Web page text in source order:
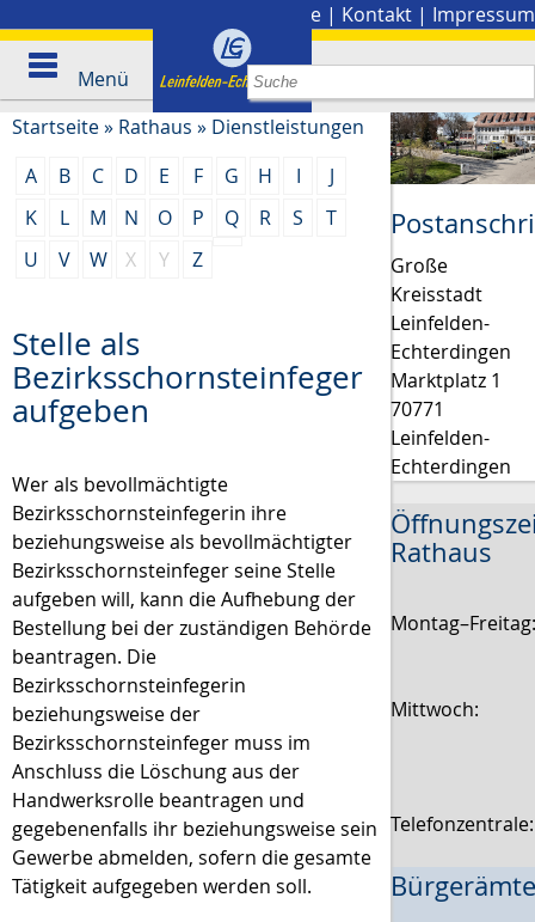
Presse | Kontakt | Impressum
Menü
Startseite» Rathaus » Dienstleistungen
A
B C D E F G H I
J
K
L M N O P Q R S
T
U
V W X Y Z
Stelle als
Bezirksschornsteinfeger
aufgeben
Wer als bevollmächtigte
Bezirksschornsteinfegerin ihre
beziehungsweise als bevollmächtigter
Bezirksschornsteinfeger seine Stelle
aufgeben will, kann die Aufhebung der
Bestellung bei der zuständigen Behörde
beantragen. Die
Bezirksschornsteinfegerin
beziehungsweise der
Bezirksschornsteinfeger muss im
Anschluss die Löschung aus der
Handwerksrolle beantragen und
gegebenenfalls ihr beziehungsweise sein
Gewerbe abmelden, sofern die gesamte
Tätigkeit aufgegeben werden soll.
Große
Kreisstadt
Leinfelden-
Echterdingen
Marktplatz 1
70771
Leinfelden-
Echterdingen
Rathaus
Mittwoch: